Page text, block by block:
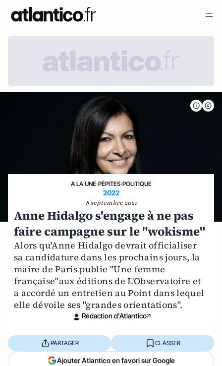
A LA UNE›PÉPITES›POLITIQUE
2022
8 septembre 2021
Anne Hidalgo s'engage à ne pas
faire campagne sur le "wokisme"
Alors qu'Anne Hidalgo devrait officialiser
sa candidature dans les prochains jours, la
maire de Paris publie "Une femme
française"aux éditions de L'Observatoire et
a accordé un entretien au Point dans lequel
elle dévoile ses "grandes orientations".
Rédaction d'Atlantico
PARTAGER CLASSER
Ajouter Atlantico en favori sur Google